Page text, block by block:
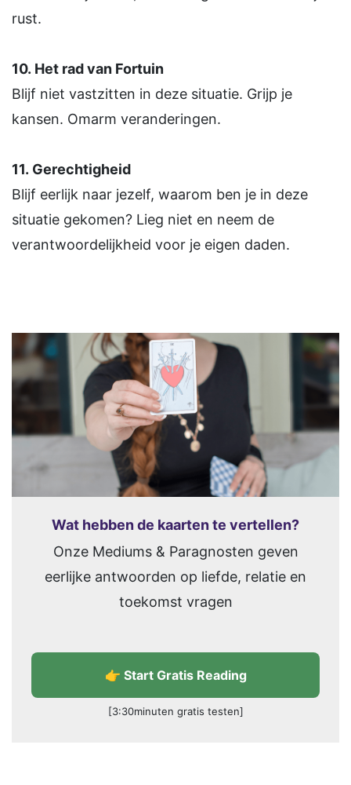
rust.
10. Het rad van Fortuin
Blijf niet vastzitten in deze situatie. Grijp je
kansen. Omarm veranderingen.
11. Gerechtigheid
Blijf eerlijk naar jezelf, waarom ben je in deze
situatie gekomen? Lieg niet en neem de
verantwoordelijkheid voor je eigen daden.
Wat hebben de kaarten te vertellen?
Onze Mediums & Paragnosten geven
eerlijke antwoorden op liefde, relatie en
toekomst vragen
👉 Start Gratis Reading
[3:30minuten gratis testen]